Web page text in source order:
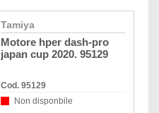
tamiya
motore hper dash-pro
japan cup 2020. 95129
Cod. 95129
Non disponbile